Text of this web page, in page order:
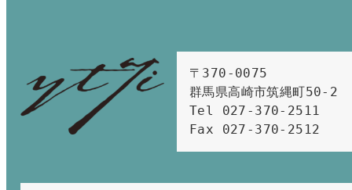
〒370-0075
群馬県高崎市筑縄町50-2
Tel 027-370-2511
Fax 027-370-2512